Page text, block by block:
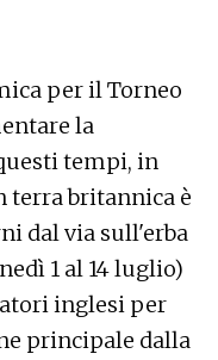
per il Torneo
la
tempi, in
terra britannica è
dal via sull'erba
1 al 14 luglio)
inglesi per
principale dalla